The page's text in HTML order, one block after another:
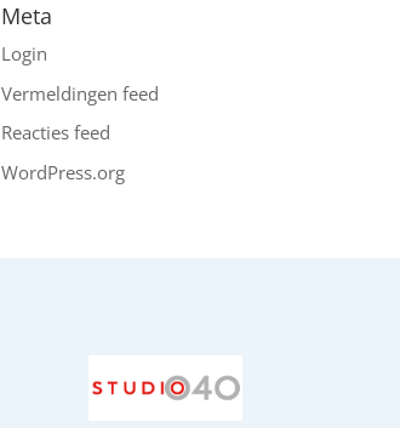
Meta
Login
Vermeldingen feed
Reacties feed
WordPress.org